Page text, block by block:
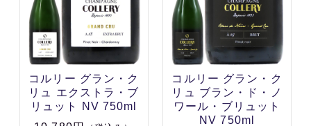
コルリー グラン・ク
リュ エクストラ・ブ
リュット NV 750ml
コルリー グラン・ク
リュ ブラン・ド・ノ
ワール・ブリュット
NV 750ml